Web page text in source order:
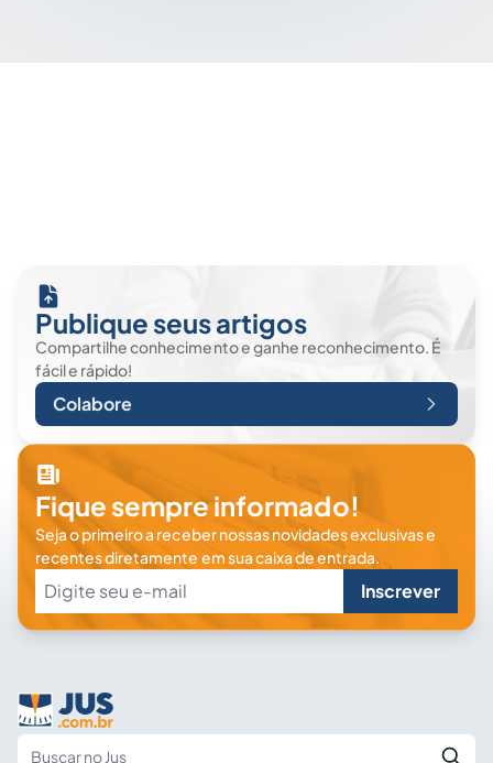
Publique seus artigos
Compartilhe conhecimento e ganhe reconhecimento. É
fácil e rápido!
Colabore
Fique sempre informado!
Seja o primeiro a receber nossas novidades exclusivas e
recentes diretamente em sua caixa de entrada.
Inscrever